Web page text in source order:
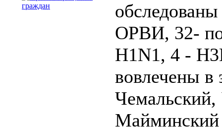
ОРВИ, 32-
H1N1, 4 -
вовлечены в
Чемальский,
Майминский